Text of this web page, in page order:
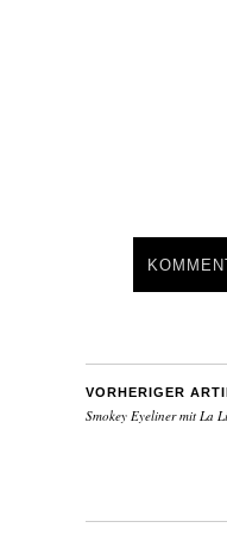
VORHERIGER
Smokey Eyeliner mit La